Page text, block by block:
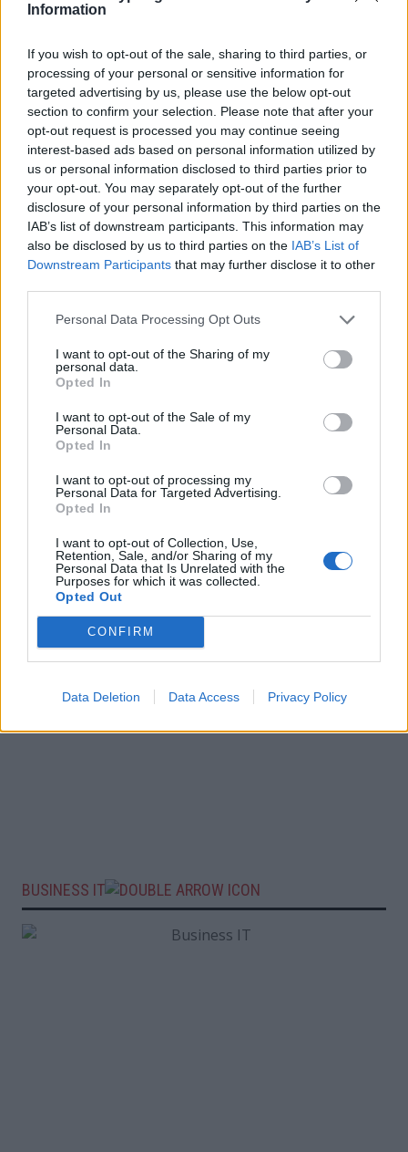
Information
If you wish to opt-out of the sale, sharing to third parties, or
processing of your personal or sensitive information for
targeted advertising by us, please use the below opt-out
section to confirm your selection. Please note that after your
opt-out request is processed you may continue seeing
interest-based ads based on personal information utilized by
us or personal information disclosed to third parties prior to
your opt-out. You may separately opt-out of the further
disclosure of your personal information by third parties on the
IAB’s list of downstream participants. This information may
also be disclosed by us to third parties on the IAB’s List of
Downstream Participants that may further disclose it to other
Personal Data Processing Opt Outs
I want to opt-out of the Sharing of my
personal data.
Opted In
I want to opt-out of the Sale of my
Personal Data.
Opted In
I want to opt-out of processing my
Personal Data for Targeted Advertising.
Opted In
I want to opt-out of Collection, Use,
Retention, Sale, and/or Sharing of my
Personal Data that Is Unrelated with the
Purposes for which it was collected.
Opted Out
CONFIRM
Data Deletion Data Access Privacy Policy
BUSINESS IT